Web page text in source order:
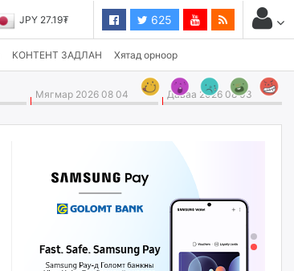
JPY 27.19₮ 625
КОНТЕНТ ЗАДЛАН Хятад орноор
Мягмар 2026 08 04 Даваа 2026 08 03